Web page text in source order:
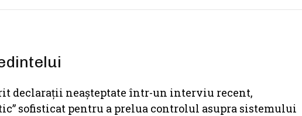
declarații neașteptate într-un interviu recent,
sofisticat pentru a prelua controlul asupra sistemului